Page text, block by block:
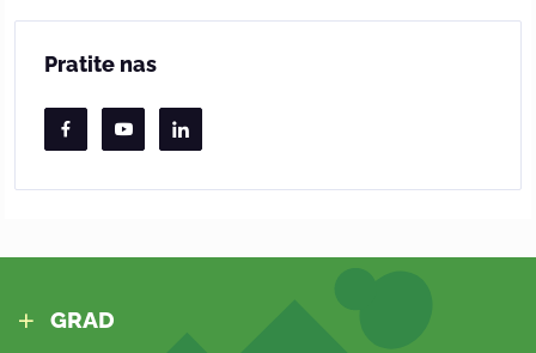
Pratite nas
GRAD